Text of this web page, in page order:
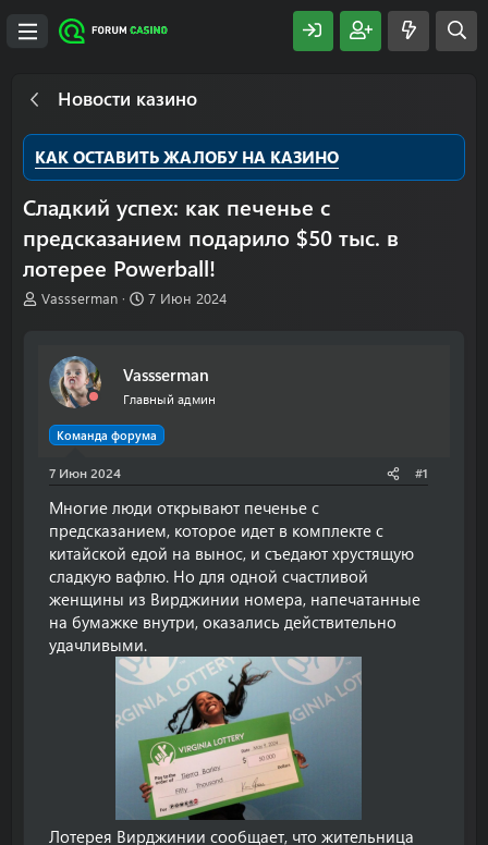
Новости казино
КАК ОСТАВИТЬ ЖАЛОБУ НА КАЗИНО
Сладкий успех: как печенье с
предсказанием подарило $50 тыс. в
лотерее Powerball!
А
м
Vassserman
Д
н
а
а
7 Июн 2024
Vassserman
Главный админ
Команда форума
7 Июн 2024 #1
Многие люди открывают печенье с
предсказанием, которое идет в комплекте с
китайской едой на вынос, и съедают хрустящую
сладкую вафлю. Но для одной счастливой
женщины из Вирджинии номера, напечатанные
на бумажке внутри, оказались действительно
удачливыми.
Лотерея Вирджинии сообщает, что жительница